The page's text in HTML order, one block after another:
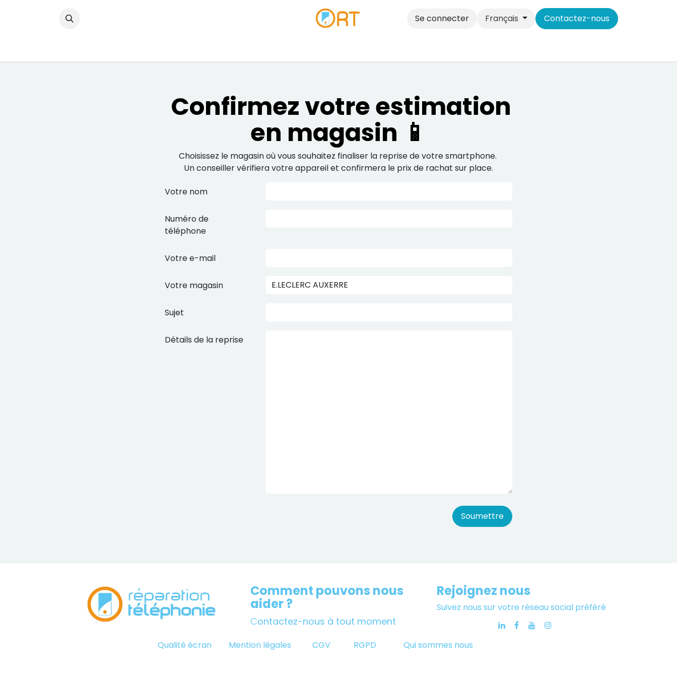
Se connecter
Français Contactez-nous
Confirmez votre estimation
en magasin 📱
Choisissez le magasin où vous souhaitez finaliser la reprise de votre smartphone.
Un conseiller vérifiera votre appareil et confirmera le prix de rachat sur place.
Votre nom
Numéro de
téléphone
Votre e-mail
Votre magasin
Sujet
Détails de la reprise
Soumettre
Rejoignez nous
Suivez nous sur votre réseau social préféré
Comment pouvons nous
aider ?
Contactez-nous à tout moment
Qualité écran Mention légales CGV RGPD Qui sommes nous